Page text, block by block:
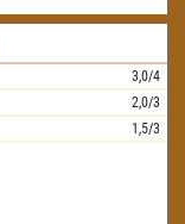
3,0/4
2,0/3
1,5/3